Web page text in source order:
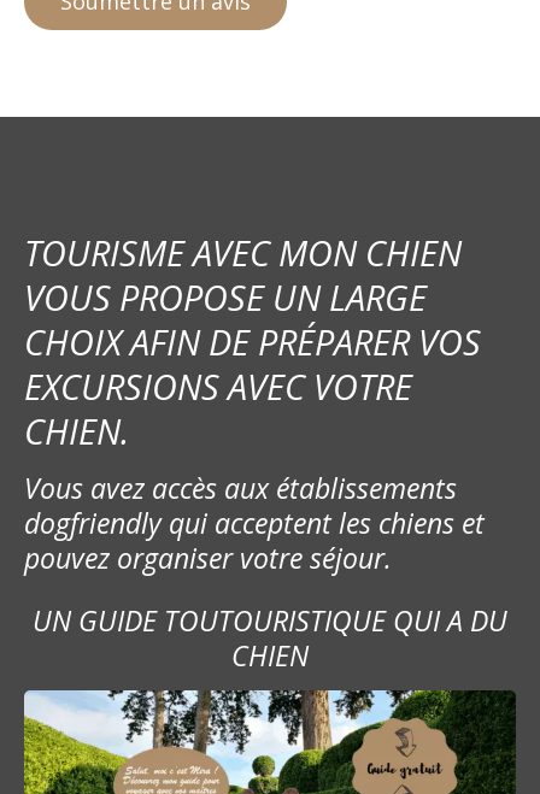
TOURISME AVEC MON CHIEN
VOUS PROPOSE UN LARGE
CHOIX AFIN DE PRÉPARER VOS
EXCURSIONS AVEC VOTRE
CHIEN.
Vous avez accès aux établissements
dogfriendly qui acceptent les chiens et
pouvez organiser votre séjour.
UN GUIDE TOUTOURISTIQUE QUI A DU
CHIEN